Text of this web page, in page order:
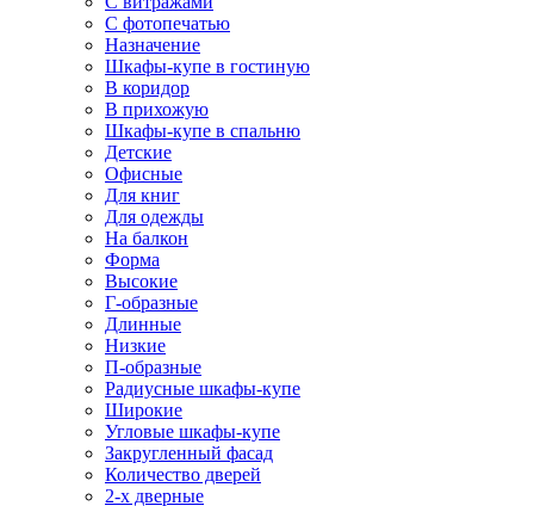
С фотопечатью
Назначение
Шкафы-купе в гостиную
В коридор
В прихожую
Шкафы-купе в спальню
Детские
Офисные
Для книг
Для одежды
На балкон
Форма
Высокие
Г-образные
Длинные
Низкие
П-образные
Радиусные шкафы-купе
Широкие
Угловые шкафы-купе
Закругленный фасад
Количество дверей
2-х дверные